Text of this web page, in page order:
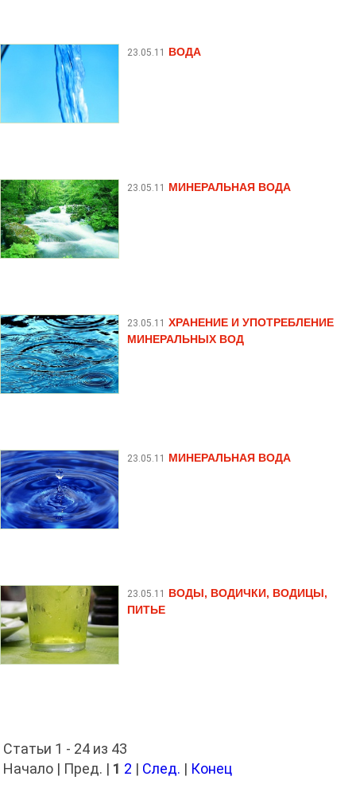
23.05.11 ВОДА
23.05.11 МИНЕРАЛЬНАЯ ВОДА
23.05.11 ХРАНЕНИЕ И УПОТРЕБЛЕНИЕ
МИНЕРАЛЬНЫХ ВОД
23.05.11 МИНЕРАЛЬНАЯ ВОДА
23.05.11 ВОДЫ, ВОДИЧКИ, ВОДИЦЫ,
ПИТЬЕ
Статьи 1 - 24 из 43
Начало | Пред. | 1 2 | След. | Конец